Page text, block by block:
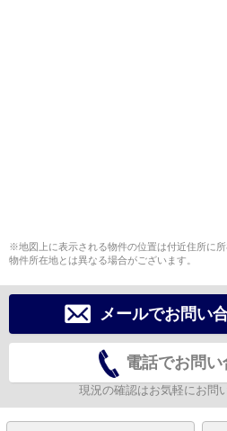
※地図上に表示される物件の位置は付近住所に
物件所在地とは異なる場合がございます。
メールでお問い
電話でお問
現況の確認はお気軽にお問